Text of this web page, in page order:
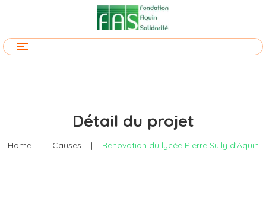
Détail du projet
Home | Causes | Rénovation du lycée Pierre Sully d’Aquin